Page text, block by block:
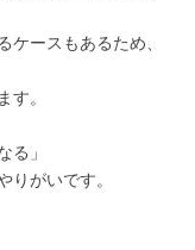
ケースもあるため、
す。
る」
りがいです。